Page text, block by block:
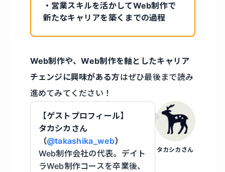
・営業スキルを活かしてWeb制作で
新たなキャリアを築くまでの過程
Web制作や、Web制作を軸としたキャリア
チェンジに興味がある方はぜひ最後まで読み
進めてみてください！
タカシカさん
【ゲストプロフィール】
タカシカさん
（@takashika_web）
Web制作会社の代表。デイト
ラWeb制作コースを卒業後、